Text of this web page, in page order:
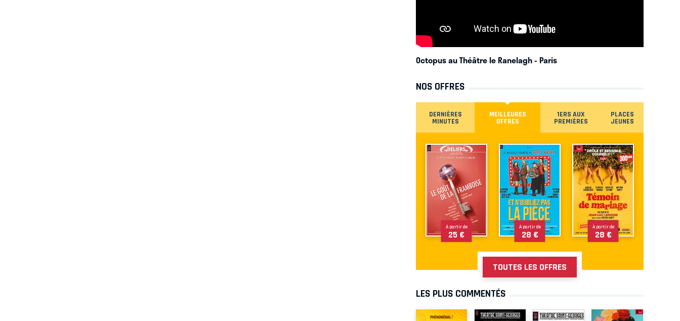
Octopus au Théâtre le Ranelagh- Paris
NOS OFFRES
DERNIÈRES
MINUTES
MEILLEURES
OFFRES
1ERS AUX
PREMIÈRES
PLACES
JEUNES
À partir de
25 €
À partir de
28 €
À partir de
28 €
TOUTES LES OFFRES
LES PLUS COMMENTÉS